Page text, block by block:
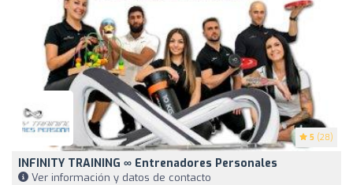
5 (28)
INFINITY TRAINING ∞ Entrenadores Personales
Ver información y datos de contacto